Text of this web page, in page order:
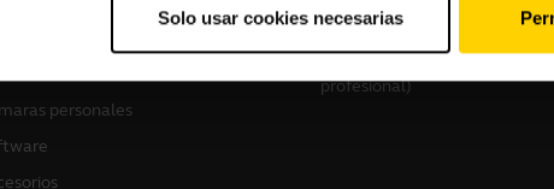
Solo usar cookies necesarias
personales
profesional)